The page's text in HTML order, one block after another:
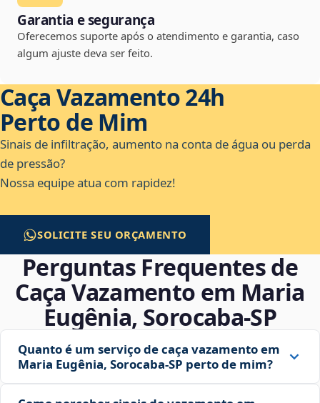
Garantia e segurança
Oferecemos suporte após o atendimento e garantia, caso
algum ajuste deva ser feito.
Caça Vazamento 24h
Perto de Mim
Sinais de infiltração, aumento na conta de água ou perda
de pressão?
Nossa equipe atua com rapidez!
SOLICITE SEU ORÇAMENTO
Perguntas Frequentes de
Caça Vazamento em Maria
Eugênia, Sorocaba‑SP
Quanto é um serviço de caça vazamento em
Maria Eugênia, Sorocaba‑SP perto de mim?